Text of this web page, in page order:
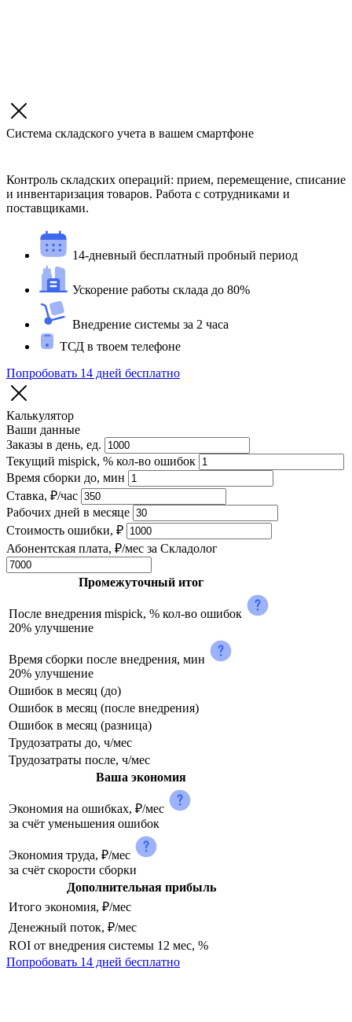
Система складского учета в вашем смартфоне
Контроль складских операций: прием, перемещение, списание
и инвентаризация товаров. Работа с сотрудниками и
поставщиками.
14-дневный бесплатный пробный период
Ускорение работы склада до 80%
Внедрение системы за 2 часа
ТСД в твоем телефоне
Попробовать 14 дней бесплатно
Калькулятор
Ваши данные
Заказы в день, ед.
Текущий mispick, % кол-во ошибок
Время сборки до, мин
Ставка, ₽/час
Рабочих дней в месяце
Стоимость ошибки, ₽
Абонентская плата, ₽/мес за Складолог
Промежуточный итог
После внедрения mispick, % кол-во ошибок
20% улучшение
Время сборки после внедрения, мин
20% улучшение
Ошибок в месяц (до)
Ошибок в месяц (после внедрения)
Ошибок в месяц (разница)
Трудозатраты до, ч/мес
Трудозатраты после, ч/мес
Ваша экономия
Экономия на ошибках, ₽/мес
за счёт уменьшения ошибок
Экономия труда, ₽/мес
за счёт скорости сборки
Дополнительная прибыль
Итого экономия, ₽/мес
Денежный поток, ₽/мес
ROI от внедрения системы 12 мес, %
Попробовать 14 дней бесплатно